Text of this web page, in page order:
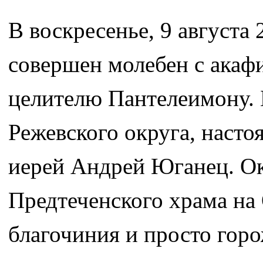
В воскресенье, 9
совершен молебен с
целителю
Режевского округа,
иерей Андрей Юганец.
Предтеченского храма
благочиния и просто